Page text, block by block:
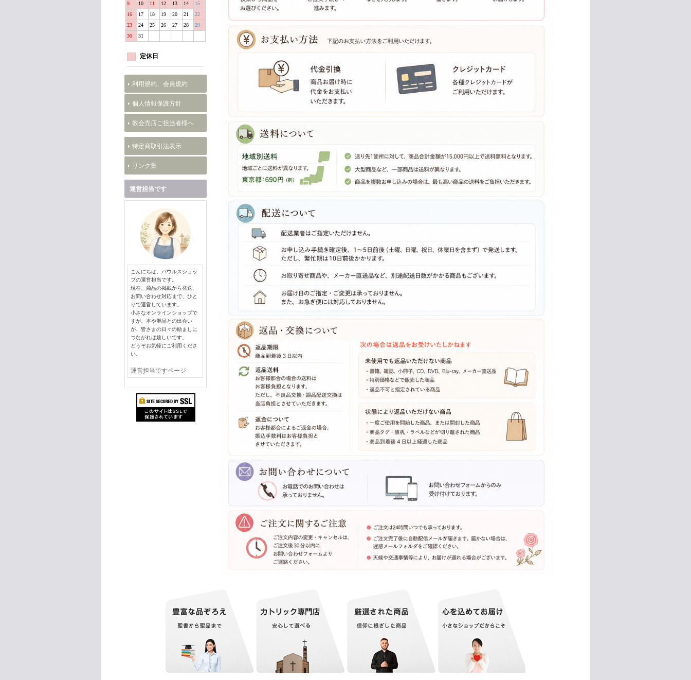
9
10 11 12 13 14
15
16
17 18 19 20 21
22
23
24 25 26 27 28
29
30
31
定休日
利用規約、会員規約
個人情報保護方針
教会売店ご担当者様へ
特定商取引法表示
リンク集
運営担当です
こんにちは。パウルスショッ
プの運営担当です。
現在、商品の掲載から発送、
お問い合わせ対応まで、ひと
りで運営しています。
小さなオンラインショップで
すが、本や聖品との出会い
が、皆さまの日々の励ましに
つながれば嬉しいです。
どうぞお気軽にご利用くださ
い。
運営担当ですページ